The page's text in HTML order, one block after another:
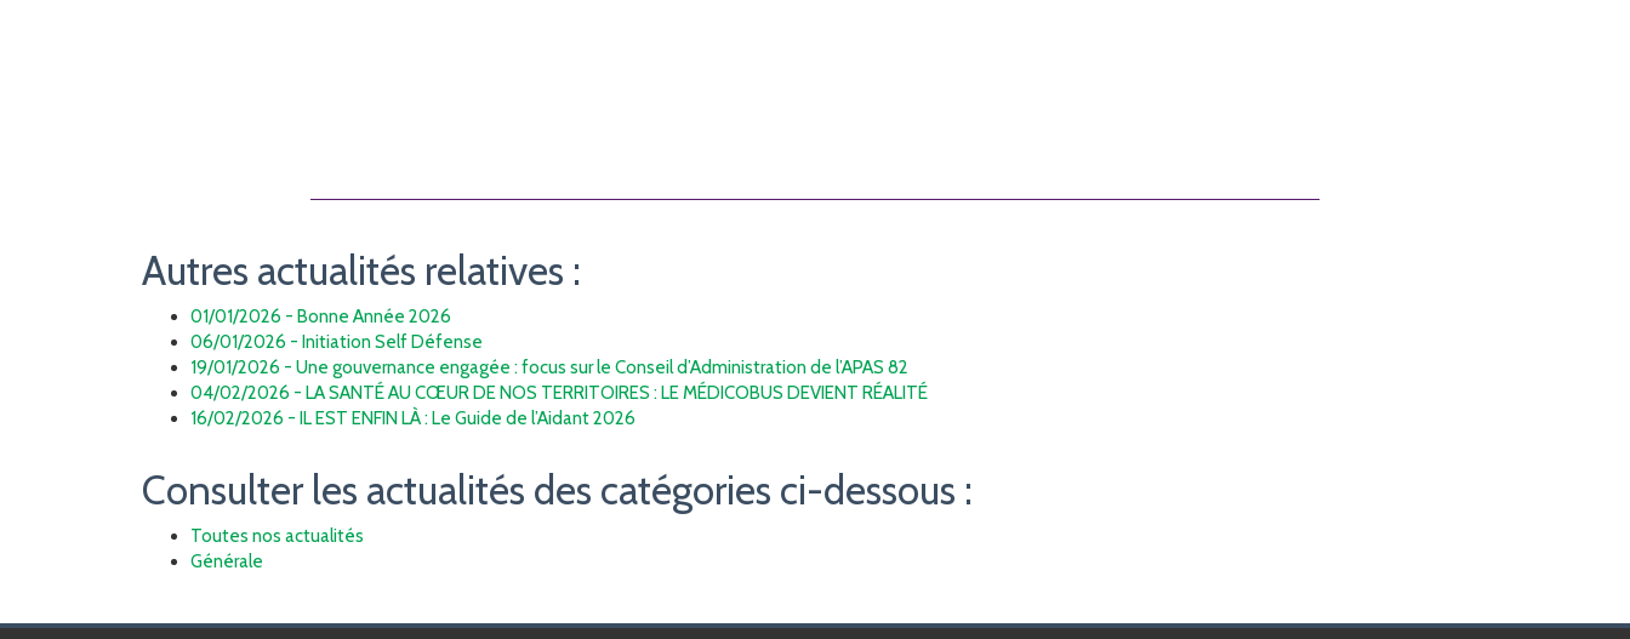
Autres actualités relatives :
01/01/2026 - Bonne Année 2026
06/01/2026 - Initiation Self Défense
19/01/2026 - Une gouvernance engagée : focus sur le Conseil d’Administration de l’APAS 82
04/02/2026 - LA SANTÉ AU CŒUR DE NOS TERRITOIRES : LE MÉDICOBUS DEVIENT RÉALITÉ
16/02/2026 - IL EST ENFIN LÀ : Le Guide de l’Aidant 2026
Consulter les actualités des catégories ci-dessous :
Toutes nos actualités
Générale